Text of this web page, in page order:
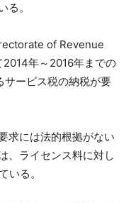
る。
of Revenue
年～2016年までの
サービス税の納税が要
求には法的根拠がない
、ライセンス料に対し
いる。